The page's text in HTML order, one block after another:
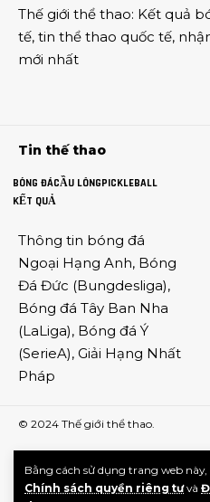
Bằng cách sử dụng trang web
Chính sách quyền riêng tưvà
Thế giới thể thao: Kết quả
tế, tin thể thao quốc tế,
mới nhất
Tin thế thao
BÓNG ĐÁCẦU LÔNGPICKLEBALL
KẾT QUẢ
Thông tin bóng đá
Ngoại Hạng Anh, Bóng
Đá Đức (Bungdesliga),
Bóng đá Tây Ban Nha
(LaLiga), Bóng đá Ý
(SerieA), Giải Hạng Nhất
Pháp
© 2024 Thế giới thể thao.